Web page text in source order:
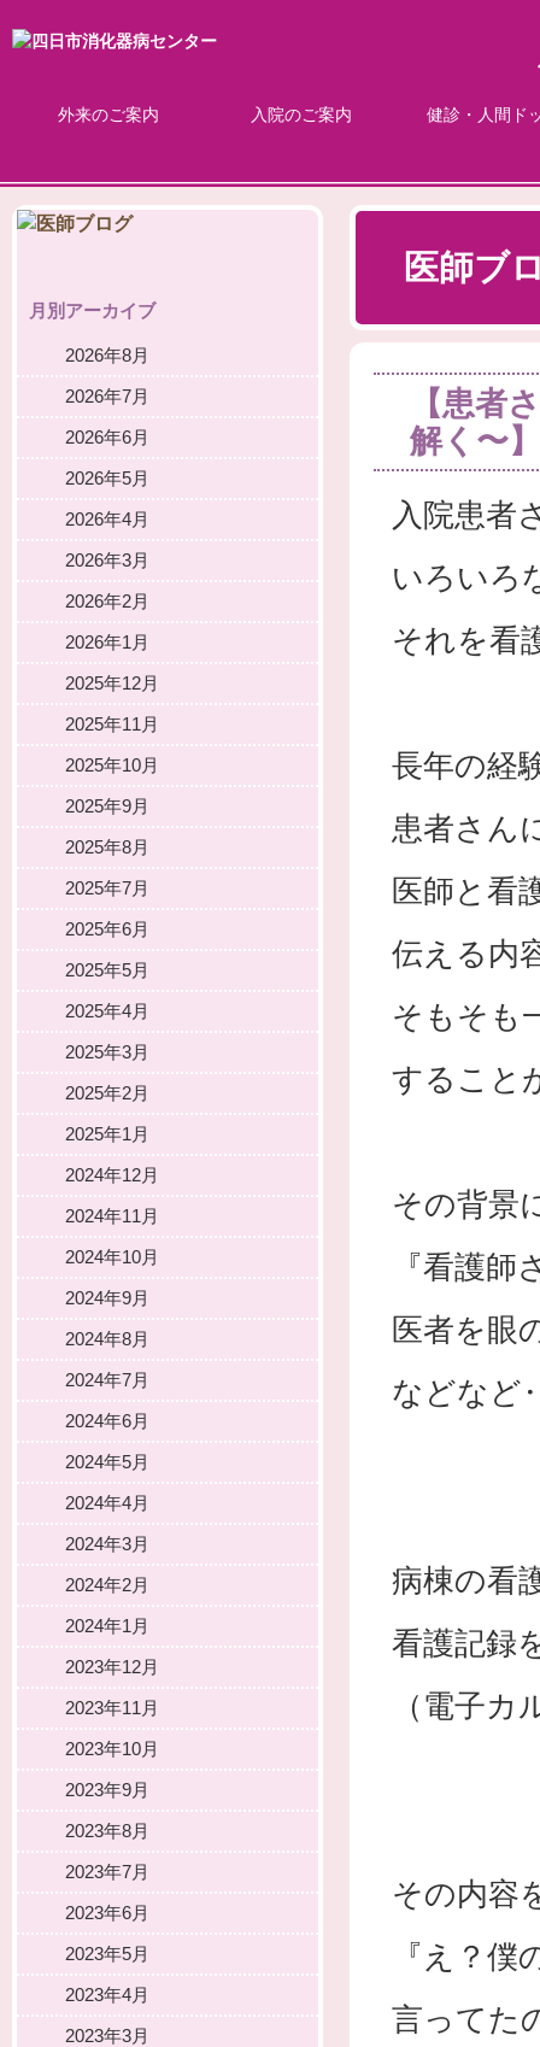
外来のご案内 入院のご案内 健診・人間ド
医師ブ
【患者
解く〜】
入院患者
いろいろ
それを看
長年の経
患者さん
医師と看
伝える内
そもそも
すること
その背景
『看護
医者を眼
などな
病棟の看
看護記録
（電子
その内容
『え？
言ってた
月別アーカイブ
2026年8月
2026年7月
2026年6月
2026年5月
2026年4月
2026年3月
2026年2月
2026年1月
2025年12月
2025年11月
2025年10月
2025年9月
2025年8月
2025年7月
2025年6月
2025年5月
2025年4月
2025年3月
2025年2月
2025年1月
2024年12月
2024年11月
2024年10月
2024年9月
2024年8月
2024年7月
2024年6月
2024年5月
2024年4月
2024年3月
2024年2月
2024年1月
2023年12月
2023年11月
2023年10月
2023年9月
2023年8月
2023年7月
2023年6月
2023年5月
2023年4月
2023年3月